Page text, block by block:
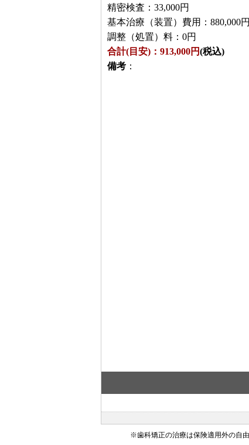
精密検査：33,000円
基本治療（装置）費用：880,000円
調整（処置）料：0円
合計(目安)：913,000円(税込)
備考 ：
※歯科矯正の治療は保険適用外の自由